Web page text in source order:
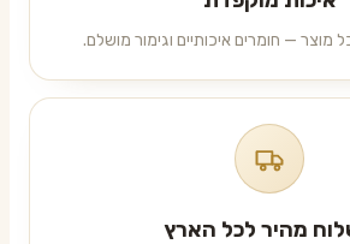
מוצר — חומרים איכותיים וגימור מושלם.
מהיר לכל הארץ